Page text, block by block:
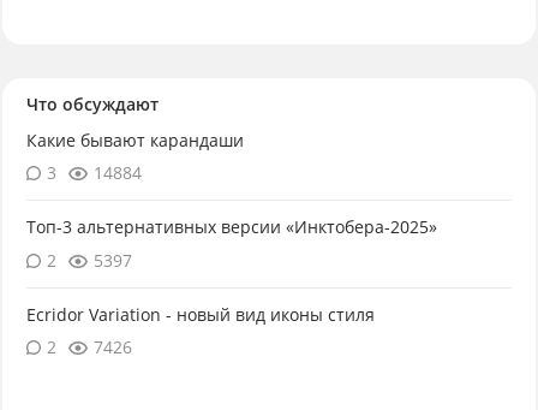
Что обсуждают
Какие бывают карандаши
3
14884
Топ-3 альтернативных версии «Инктобера-2025»
2
5397
Ecridor Variation - новый вид иконы стиля
2
7426